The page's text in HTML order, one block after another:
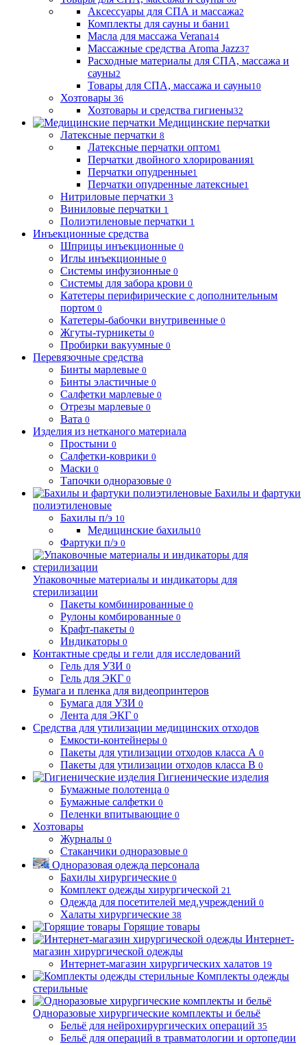
Аксессуары для СПА и массажа2
Комплекты для сауны и бани1
Масла для массажа Verana14
Массажные средства Aroma Jazz37
Расходные материалы для СПА, массажа и
сауны2
Товары для СПА, массажа и сауны10
Хозтовары 36
Хозтовары и средства гигиены32
Медицинские перчатки
Латексные перчатки 8
Латексные перчатки оптом1
Перчатки двойного хлорирования1
Перчатки опудренные1
Перчатки опудренные латексные1
Нитриловые перчатки 3
Виниловые перчатки 1
Полиэтиленовые перчатки 1
Инъекционные средства
Шприцы инъекционные 0
Иглы инъекционные 0
Системы инфузионные 0
Системы для забора крови 0
Катетеры перифирические с дополнительным
портом 0
Катетеры-бабочки внутривенные 0
Жгуты-турникеты 0
Пробирки вакуумные 0
Перевязочные средства
Бинты марлевые 0
Бинты эластичные 0
Салфетки марлевые 0
Отрезы марлевые 0
Вата 0
Изделия из нетканого материала
Простыни 0
Салфетки-коврики 0
Маски 0
Тапочки одноразовые 0
Бахилы и фартуки
полиэтиленовые
Бахилы п/э 10
Медицинские бахилы10
Фартуки п/э 0
Упаковочные материалы и индикаторы для
стерилизации
Пакеты комбинированные 0
Рулоны комбированные 0
Крафт-пакеты 0
Индикаторы 0
Контактные среды и гели для исследований
Гель для УЗИ 0
Гель для ЭКГ 0
Бумага и пленка для видеопринтеров
Бумага для УЗИ 0
Лента для ЭКГ 0
Средства для утилизации медицинских отходов
Емкости-контейнеры 0
Пакеты для утилизации отходов класса А 0
Пакеты для утилизации отходов класса В 0
Гигиенические изделия
Бумажные полотенца 0
Бумажные салфетки 0
Пеленки впитывающие 0
Хозтовары
Журналы 0
Стаканчики одноразовые 0
Одноразовая одежда персонала
Бахилы хирургические 0
Комплект одежды хирургической 21
Одежда для посетителей мед.учреждений 0
Халаты хирургические 38
Горящие товары
Интернет-
магазин хирургической одежды
Интернет-магазин хирургических халатов 19
Комплекты одежды
стерильные
Одноразовые хирургические комплекты и бельё
Бельё для нейрохирургических операций 35
Бельё для операций в травматологии и ортопедии